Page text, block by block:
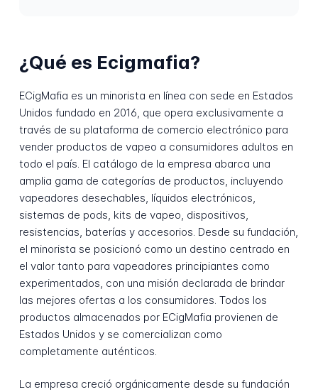
¿Qué es Ecigmafia?
ECigMafia es un minorista en línea con sede en Estados
Unidos fundado en 2016, que opera exclusivamente a
través de su plataforma de comercio electrónico para
vender productos de vapeo a consumidores adultos en
todo el país. El catálogo de la empresa abarca una
amplia gama de categorías de productos, incluyendo
vapeadores desechables, líquidos electrónicos,
sistemas de pods, kits de vapeo, dispositivos,
resistencias, baterías y accesorios. Desde su fundación,
el minorista se posicionó como un destino centrado en
el valor tanto para vapeadores principiantes como
experimentados, con una misión declarada de brindar
las mejores ofertas a los consumidores. Todos los
productos almacenados por ECigMafia provienen de
Estados Unidos y se comercializan como
completamente auténticos.
La empresa creció orgánicamente desde su fundación